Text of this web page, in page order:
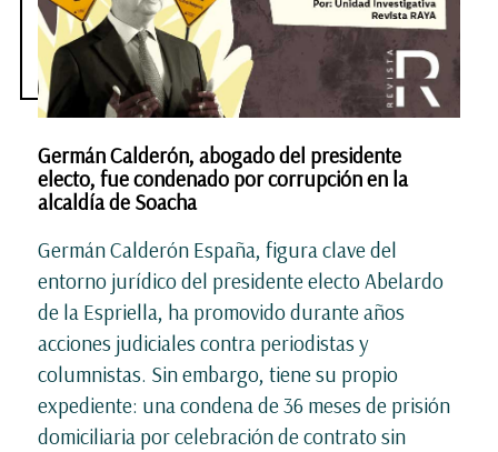
Germán Calderón, abogado del presidente
electo, fue condenado por corrupción en la
alcaldía de Soacha
Germán Calderón España, figura clave del
entorno jurídico del presidente electo Abelardo
de la Espriella, ha promovido durante años
acciones judiciales contra periodistas y
columnistas. Sin embargo, tiene su propio
expediente: una condena de 36 meses de prisión
domiciliaria por celebración de contrato sin